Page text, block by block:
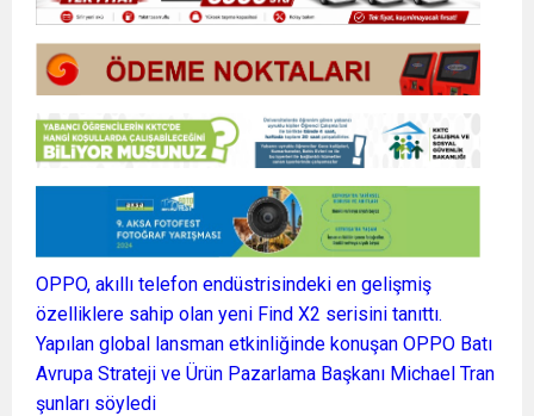
OPPO, akıllı telefon endüstrisindeki en gelişmiş
özelliklere sahip olan yeni Find X2 serisini tanıttı.
Yapılan global lansman etkinliğinde konuşan OPPO Batı
Avrupa Strateji ve Ürün Pazarlama Başkanı Michael Tran
şunları söyledi